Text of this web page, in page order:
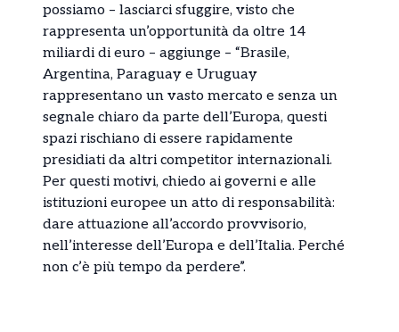
possiamo – lasciarci sfuggire, visto che
rappresenta un’opportunità da oltre 14
miliardi di euro – aggiunge – “Brasile,
Argentina, Paraguay e Uruguay
rappresentano un vasto mercato e senza un
segnale chiaro da parte dell’Europa, questi
spazi rischiano di essere rapidamente
presidiati da altri competitor internazionali.
Per questi motivi, chiedo ai governi e alle
istituzioni europee un atto di responsabilità:
dare attuazione all’accordo provvisorio,
nell’interesse dell’Europa e dell’Italia. Perché
non c’è più tempo da perdere”.